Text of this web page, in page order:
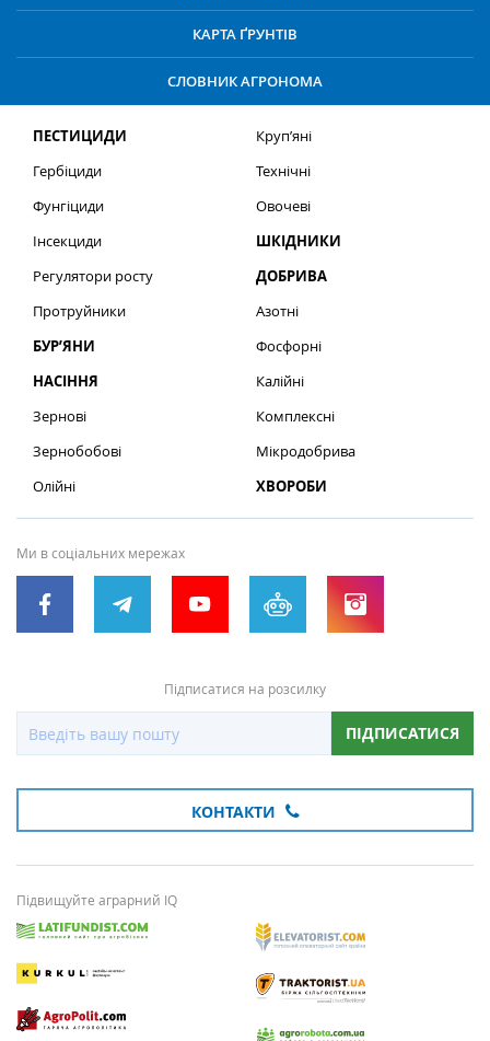
КАРТА ҐРУНТІВ
СЛОВНИК АГРОНОМА
ПЕСТИЦИДИ
Гербіциди
Фунгіциди
Інсекциди
Регулятори росту
Протруйники
БУР’ЯНИ
НАСІННЯ
Зернові
Зернобобові
Олійні
Круп’яні
Технічні
Овочеві
ШКІДНИКИ
ДОБРИВА
Азотні
Фосфорні
Калійні
Комплексні
Мікродобрива
ХВОРОБИ
Ми в соціальних мережах
Підписатися на розсилку
ПІДПИСАТИСЯ
КОНТАКТИ
Підвищуйте аграрний IQ